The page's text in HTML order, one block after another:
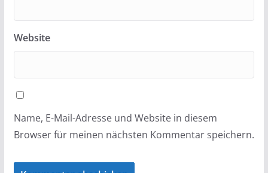
Website
Name, E-Mail-Adresse und Website in diesem
Browser für meinen nächsten Kommentar speichern.